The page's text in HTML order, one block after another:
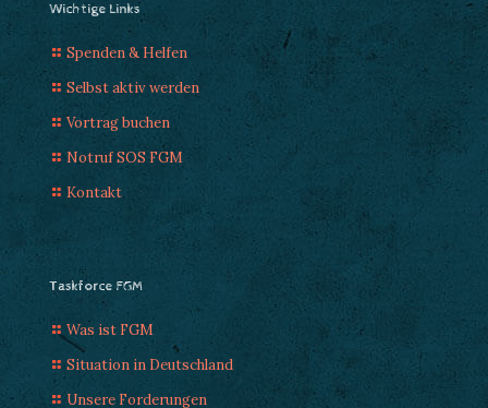
Wichtige Links
Spenden & Helfen
Selbst aktiv werden
Vortrag buchen
Notruf SOS FGM
Kontakt
Taskforce FGM
Was ist FGM
Situation in Deutschland
Unsere Forderungen